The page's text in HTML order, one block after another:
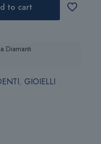
to cart
Diamanti
, GIOIELLI